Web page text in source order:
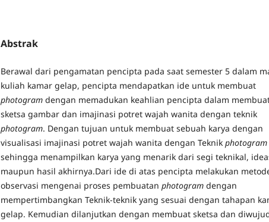
Abstrak
Berawal dari pengamatan pencipta pada saat semester 5 dalam
kuliah kamar gelap, pencipta mendapatkan ide untuk membuat
photogram dengan memadukan keahlian pencipta dalam
sketsa gambar dan imajinasi potret wajah wanita dengan teknik
photogram. Dengan tujuan untuk membuat sebuah karya dengan
visualisasi imajinasi potret wajah wanita dengan Teknik photogram
sehingga menampilkan karya yang menarik dari segi teknikal,
maupun hasil akhirnya.Dari ide di atas pencipta melakukan
observasi mengenai proses pembuatan photogram dengan
mempertimbangkan Teknik-teknik yang sesuai dengan tahapan
gelap. Kemudian dilanjutkan dengan membuat sketsa dan